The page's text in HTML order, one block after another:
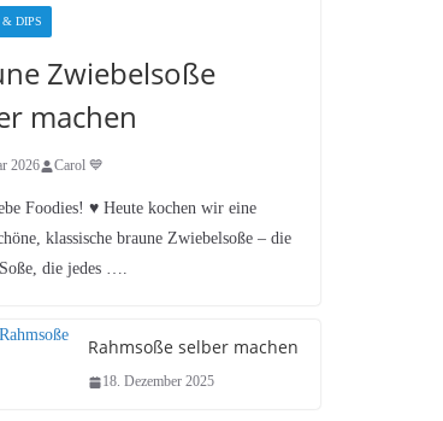
& DIPS
Zwiebelsoße
machen
2026 Carol 💙
Foodies! ♥︎ Heute kochen wir eine
klassische braune Zwiebelsoße – die
die jedes ….
Rahmsoße selber machen
18. Dezember 2025